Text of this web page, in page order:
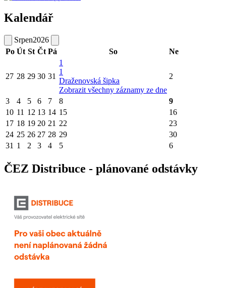
Kalendář
Srpen2026
Po Út St Čt Pá So Ne
27 28 29 30 31
1
1
Draženovská šipka
Zobrazit všechny záznamy ze dne
2
3 4 5 6 7 8
9
10 11 12 13 14 15
16
17 18 19 20 21 22
23
24 25 26 27 28 29
30
31 1 2 3 4 5 6
ČEZ Distribuce - plánované odstávky